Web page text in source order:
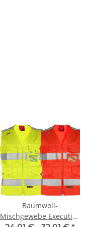
Baumwoll-
Mischgewebe Executive